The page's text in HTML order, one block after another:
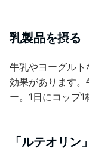
乳製品を摂る
牛乳やヨーグル
効果があります
ー。1日にコップ1
「ルテオリン